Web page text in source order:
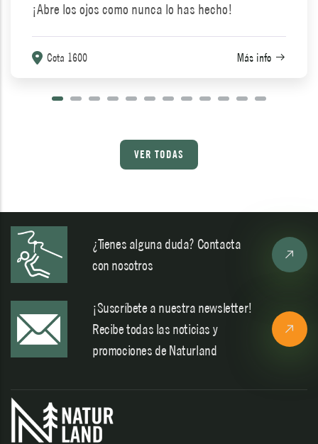
¡Abre los ojos como nunca lo has hecho!
Cota 1600 Más info
VER TODAS
¿Tienes alguna duda? Contacta
con nosotros
¡Suscríbete a nuestra newsletter!
Recibe todas las noticias y
promociones de Naturland